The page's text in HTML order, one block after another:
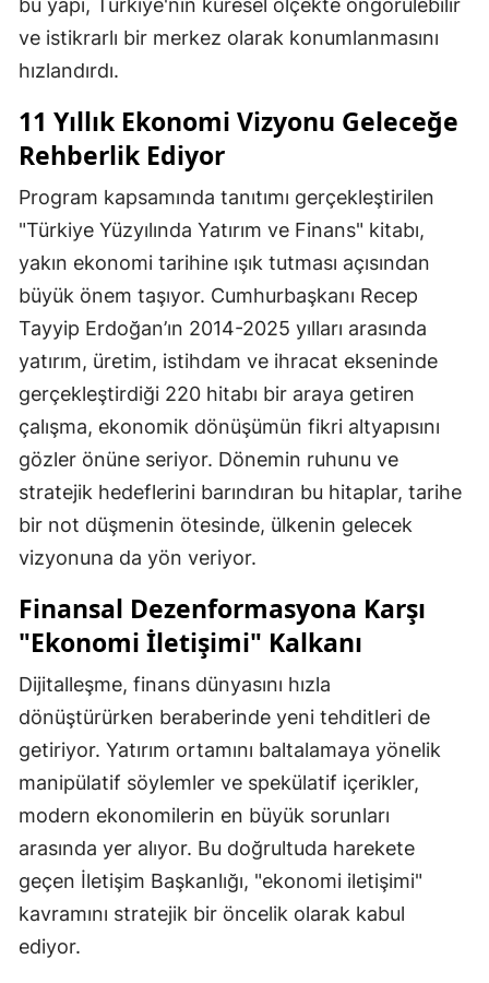
ve istikrarlı bir merkez olarak konumlanmasını
hızlandırdı.
11 Yıllık Ekonomi Vizyonu Geleceğe
Rehberlik Ediyor
Program kapsamında tanıtımı gerçekleştirilen
"Türkiye Yüzyılında Yatırım ve Finans" kitabı,
yakın ekonomi tarihine ışık tutması açısından
büyük önem taşıyor. Cumhurbaşkanı Recep
Tayyip Erdoğan’ın 2014-2025 yılları arasında
yatırım, üretim, istihdam ve ihracat ekseninde
gerçekleştirdiği 220 hitabı bir araya getiren
çalışma, ekonomik dönüşümün fikri altyapısını
gözler önüne seriyor. Dönemin ruhunu ve
stratejik hedeflerini barındıran bu hitaplar, tarihe
bir not düşmenin ötesinde, ülkenin gelecek
vizyonuna da yön veriyor.
Finansal Dezenformasyona Karşı
"Ekonomi İletişimi" Kalkanı
Dijitalleşme, finans dünyasını hızla
dönüştürürken beraberinde yeni tehditleri de
getiriyor. Yatırım ortamını baltalamaya yönelik
manipülatif söylemler ve spekülatif içerikler,
modern ekonomilerin en büyük sorunları
arasında yer alıyor. Bu doğrultuda harekete
geçen İletişim Başkanlığı, "ekonomi iletişimi"
kavramını stratejik bir öncelik olarak kabul
ediyor.